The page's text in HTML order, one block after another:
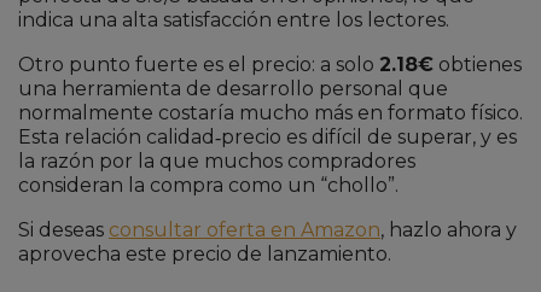
indica una alta satisfacción entre los lectores.
Otro punto fuerte es el precio: a solo 2.18€ obtienes
una herramienta de desarrollo personal que
normalmente costaría mucho más en formato físico.
Esta relación calidad‑precio es difícil de superar, y es
la razón por la que muchos compradores
consideran la compra como un “chollo”.
Si deseas consultar oferta en Amazon, hazlo ahora y
aprovecha este precio de lanzamiento.